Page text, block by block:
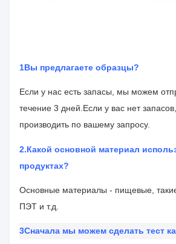
1Вы предлагаете образцы?
Если у нас есть запасы, мы можем
течение 3 дней.Если у вас нет
производить по вашему запросу.
2.Какой основной материал
продуктах?
Основные материалы - пищевые,
ПЭТ и т.д.
3Сначала мы можем сделать тест